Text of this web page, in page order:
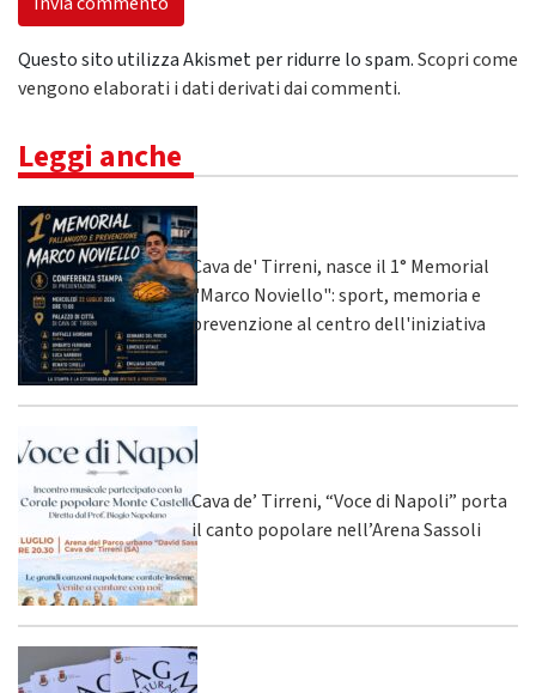
Questo sito utilizza Akismet per ridurre lo spam.Scopri come
vengono elaborati i dati derivati dai commenti.
Leggi anche
Cava de' Tirreni, nasce il 1° Memorial
"Marco Noviello": sport, memoria e
prevenzione al centro dell'iniziativa
Cava de’ Tirreni, “Voce di Napoli” porta
il canto popolare nell’Arena Sassoli